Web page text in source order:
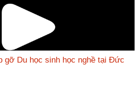
gỡ Du học sinh học nghề tại Đức